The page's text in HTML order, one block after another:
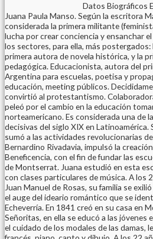
Datos Biográficos
Juana Paula Manso. Según la escritora
considerada la primera militante
lucha por crear conciencia y ensanchar
los sectores, para ella, más postergados:
primera autora de novela histórica, y la
pedagógica. Educacionista, autora del
Argentina para escuelas, poetisa y
educación, meeting públicos.
convirtió al protestantismo.
peleó por el cambio en la educación
norteamericano. Es considerada una de
decisivas del siglo XIX en Latinoamérica.
sumó a las actividades revolucionarias
Bernardino Rivadavia, impulsó la
Beneficencia, con el fin de fundar las
de Montserrat. Juana estudió en esta
con clases particulares de música. A los
Juan Manuel de Rosas, su familia se
el auge del ideario romántico que se
Echeverría. En 1841 creó en su casa en
Señoritas, en ella se educó a las jóvenes
el cuidado de los modales de las damas,